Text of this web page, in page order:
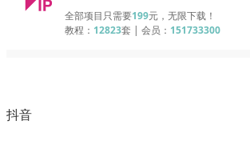
全部项目只需要199元，无限下载！
教程： 12823套 | 会员： 151733300
抖音